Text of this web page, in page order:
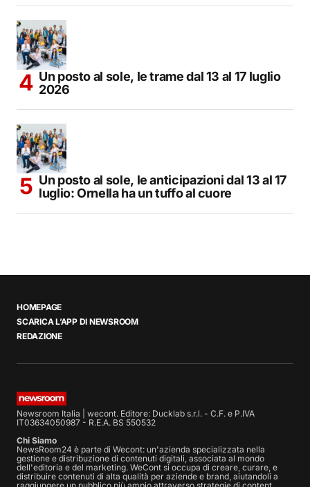
Un posto al sole, le trame dal 13 al 17 luglio
2026
Un posto al sole, le anticipazioni dal 13 al 17
luglio: Ornella ha un tuffo al cuore
HOMEPAGE
SCARICA L’APP DI NEWSROOM
REDAZIONE
Newsroom Italia | wecont. Editore: Ducklab s.r.l. - C.F. e P.IVA
IT03634050987 - R.E.A. BS 550532
Chi Siamo
NewsRoom24 è parte di Wecont: un'azienda specializzata nella
gestione e distribuzione di contenuti digitali, associata al mondo
dell'editoria e del marketing. WeCont si occupa di creare, curare, e
distribuire contenuti di alta qualità per aziende e brand, aiutandoli a